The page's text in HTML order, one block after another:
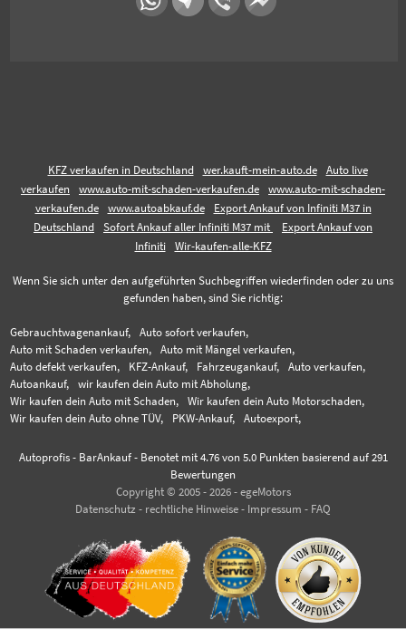
KFZ verkaufen in Deutschland wer.kauft-mein-auto.de
Auto live
verkaufen
www.auto-mit-schaden-verkaufen.de
www.auto-mit-schaden-
verkaufen.de
www.autoabkauf.de
Export Ankauf von Infiniti M37 in
Deutschland
Sofort Ankauf aller Infiniti M37 mit
Export Ankauf von
Infiniti
Wir-kaufen-alle-KFZ
Wenn Sie sich unter den aufgeführten Suchbegriffen wiederfinden oder zu uns
gefunden haben, sind Sie richtig:
Gebrauchtwagenankauf,
Auto sofort verkaufen,
Auto mit Schaden verkaufen,
Auto mit Mängel verkaufen,
Auto defekt verkaufen,
KFZ-Ankauf, Fahrzeugankauf,
Auto verkaufen,
Autoankauf,
wir kaufen dein Auto mit Abholung,
Wir kaufen dein Auto mit Schaden,
Wir kaufen dein Auto Motorschaden,
Wir kaufen dein Auto ohne TÜV,
PKW-Ankauf, Autoexport,
Autoprofis - BarAnkauf- Benotet mit 4.76von 5.0 Punkten basierend auf 291
Bewertungen
Copyright © 2005 - 2026 - egeMotors
Datenschutz - rechtliche Hinweise - Impressum - FAQ